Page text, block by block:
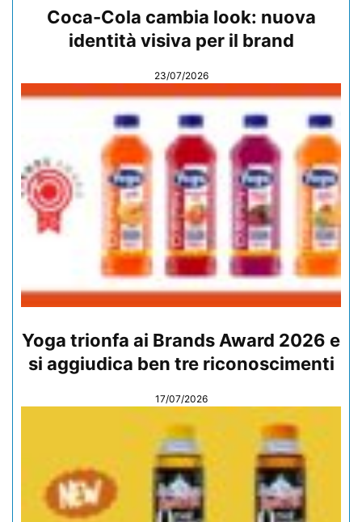
Coca-Cola cambia look: nuova
identità visiva per il brand
23/07/2026
Yoga trionfa ai Brands Award 2026 e
si aggiudica ben tre riconoscimenti
17/07/2026